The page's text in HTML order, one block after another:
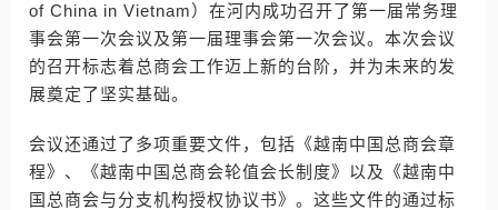
of China in Vietnam）在河内成功召开了第一届常务理
事会第一次会议及第一届理事会第一次会议。本次会议
的召开标志着总商会工作迈上新的台阶，并为未来的发
展奠定了坚实基础。
会议还通过了多项重要文件，包括《越南中国总商会章
程》、《越南中国总商会轮值会长制度》以及《越南中
国总商会与分支机构授权协议书》。这些文件的通过标